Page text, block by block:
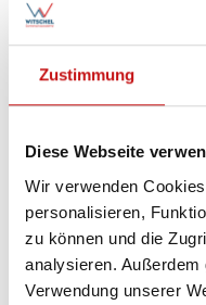
Zustimmung
Diese Webseite
Wir verwenden
personalisieren,
zu können und die
analysieren.
Verwendung unserer